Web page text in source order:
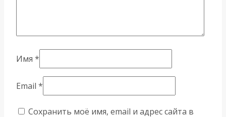
Имя *
Email *
Сохранить моё имя, email и адрес сайта в